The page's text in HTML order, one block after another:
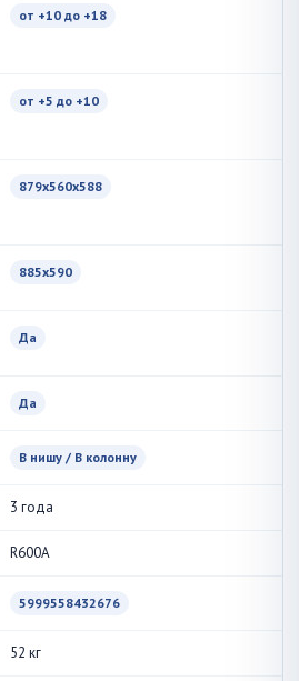
от +10 до +18
от +5 до +10
879x560x588
885х590
Да
Да
В нишу / В колонну
3 года
R600A
5999558432676
52 кг